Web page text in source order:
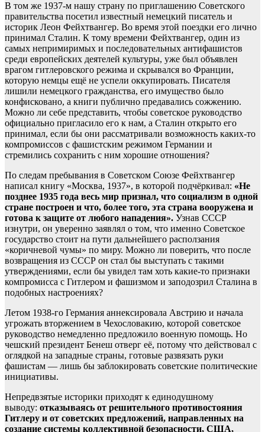
В том же 1937-м нашу страну по приглашению Советского
правительства посетил известный немецкий писатель и
историк Леон Фейхтвангер. Во время этой поездки его лично
принимал Сталин. К тому времени Фейхтвангер, один из
самых непримиримых и последовательных антифашистов
среди европейских деятелей культуры, уже был объявлен
врагом гитлеровского режима и скрывался во Франции,
которую немцы ещё не успели оккупировать. Писателя
лишили немецкого гражданства, его имущество было
конфисковано, а книги публично предавались сожжению.
Можно ли себе представить, чтобы советское руководство
официально пригласило его к нам, а Сталин открыто его
принимал, если бы они рассматривали возможность каких-то
компромиссов с фашистским режимом Германии и
стремились сохранить с ним хорошие отношения?
По следам пребывания в Советском Союзе Фейхтвангер
написал книгу «Москва, 1937», в которой подчёркивал: «Не
позднее 1935 года весь мир признал, что социализм в одной
стране построен и что, более того, эта страна вооружена и
готова к защите от любого нападения». Узнав СССР
изнутри, он уверенно заявлял о том, что именно Советское
государство стоит на пути дальнейшего расползания
«коричневой чумы» по миру. Можно ли поверить, что после
возвращения из СССР он стал бы выступать с такими
утверждениями, если бы увидел там хоть какие-то признаки
компромисса с Гитлером и фашизмом и заподозрил Сталина в
подобных настроениях?
Летом 1938-го Германия аннексировала Австрию и начала
угрожать вторжением в Чехословакию, которой советское
руководство немедленно предложило военную помощь. Но
чешский президент Бенеш отверг её, потому что действовал с
оглядкой на западные страны, готовые развязать руки
фашистам — лишь бы заблокировать советские политические
инициативы.
Непредвзятые историки приходят к единодушному
выводу: отказываясь от решительного противостояния
Гитлеру и от советских предложений, направленных на
создание системы коллективной безопасности, США,